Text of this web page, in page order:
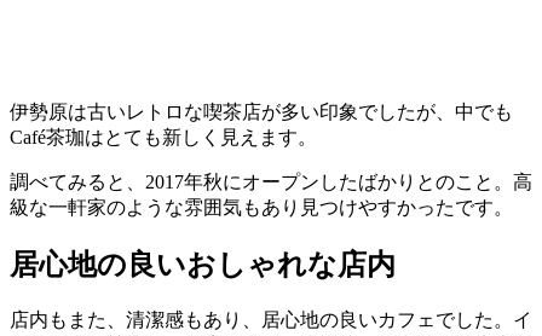
伊勢原は古いレトロな喫茶店が多い印象でしたが、中でも
Café茶珈はとても新しく見えます。
調べてみると、2017年秋にオープンしたばかりとのこと。高
級な一軒家のような雰囲気もあり見つけやすかったです。
居心地の良いおしゃれな店内
店内もまた、清潔感もあり、居心地の良いカフェでした。イ